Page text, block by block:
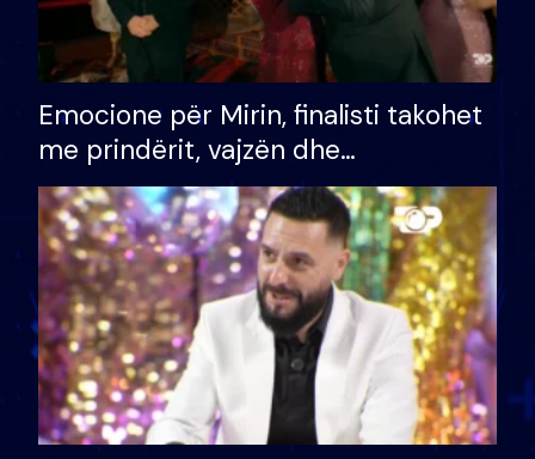
Emocione për Mirin, finalisti takohet
me prindërit, vajzën dhe
bashkëshorten: S’kemi ndonjë letër
divorci apo jo?